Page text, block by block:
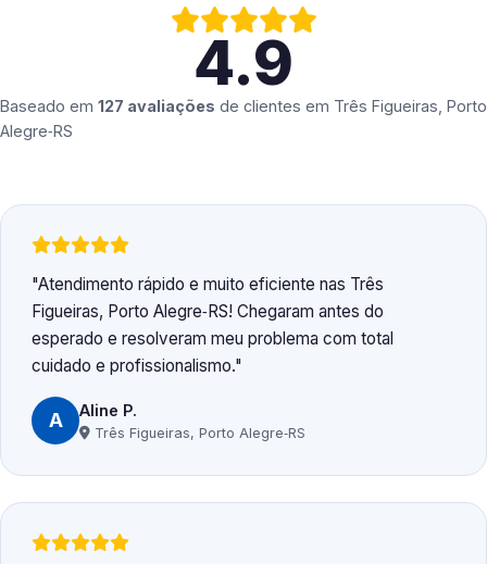
4.9
Baseado em 127 avaliações de clientes em Três Figueiras, Porto
Alegre‑RS
Atendimento rápido e muito eficiente nas Três
Figueiras, Porto Alegre‑RS! Chegaram antes do
esperado e resolveram meu problema com total
cuidado e profissionalismo.
A Aline P.
Três Figueiras, Porto Alegre‑RS